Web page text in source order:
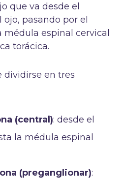
que va desde el
pasando por el
médula espinal cervical
torácica.
dividirse en tres
(central): desde el
la médula espinal
(preganglionar):